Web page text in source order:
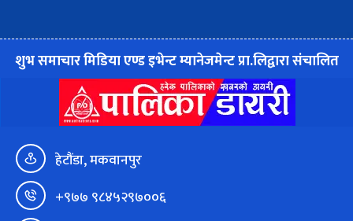
शुभ समाचार मिडिया एण्ड इभेन्ट म्यानेजमेन्ट प्रा.लिद्वारा संचालित
हेटौंडा, मकवानपुर
+९७७ ९८४५२९७००६